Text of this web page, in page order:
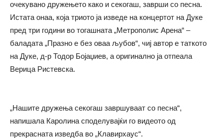
очекувано дружењето како и секогаш, заврши со песна.
Истата онаа, која триото ја изведе на концертот на Дуке
пред три години во тогашната „Метрополис Арена“ –
баладата „Празно е без оваа љубов“, чиј автор е таткото
на Дуке, д-р Тодор Бојаџиев, а оригинално ја отпеала
Верица Ристевска.
„Нашите дружења секогаш завршуваат со песна“,
напишала Каролина споделувајќи го видеото од
прекрасната изведба во „Клавирхаус“.